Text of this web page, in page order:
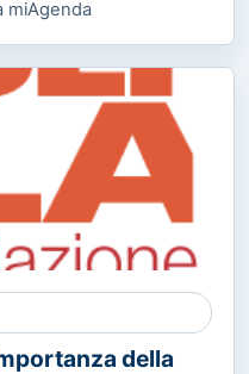
miAgenda
della